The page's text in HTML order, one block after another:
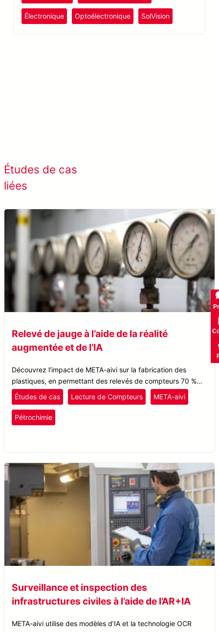
Électronique Optoélectronique SolVision
Études de cas
liées
Relevé de jauge à l’aide de la réalité
augmentée et de l’IA
Découvrez l’impact de META-aivi sur la fabrication des
plastiques, en permettant des relevés de compteurs 70 %
plus rapides, des téléchargements de données automatisés
et des erreurs de lecture de compteurs réduites.
Études de cas Lecture de Compteurs META-aivi
Pétrochimie
Surveillance et inspection des
infrastructures civiles à l’aide de l’AR+IA
META-aivi utilise des modèles d’IA et la technologie OCR